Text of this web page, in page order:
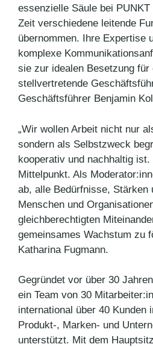
essenzielle Säule bei
Zeit verschiedene leitende
übernommen. Ihre Expertise
komplexe
sie zur idealen Besetzung für
stellvertretende
Geschäftsführer Benjamin
„Wir wollen Arbeit nicht nur
sondern als Selbstzweck
kooperativ und nachhaltig
Mittelpunkt. Als
ab, alle Bedürfnisse, Stärken
Menschen und
gleichberechtigten
gemeinsames Wachstum zu
Katharina Fugmann.
Gegründet vor über 30
ein Team von 30
international über 40 Kunden
Produkt-, Marken- und
unterstützt. Mit dem